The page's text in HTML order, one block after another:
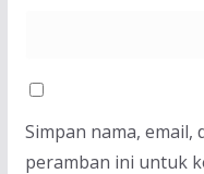
Simpan nama, email,
peramban ini untuk